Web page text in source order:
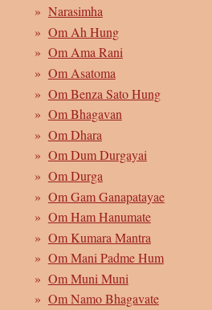
Narasimha
Om Ah Hung
Om Ama Rani
Om Asatoma
Om Benza Sato Hung
Om Bhagavan
Om Dhara
Om Dum Durgayai
Om Durga
Om Gam Ganapatayae
Om Ham Hanumate
Om Kumara Mantra
Om Mani Padme Hum
Om Muni Muni
Om Namo Bhagavate